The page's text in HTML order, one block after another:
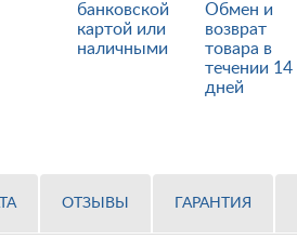
банковской
картой или
наличными
Обмен и
возврат
товара в
течении 14
дней
ОТЗЫВЫ ГАРАНТИЯ